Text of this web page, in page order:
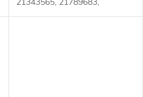
5049001683AM Číslo karty: